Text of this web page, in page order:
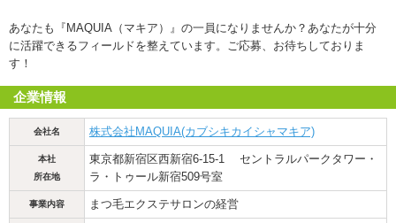
あなたも『MAQUIA（マキア）』の一員になりませんか？あなたが十分
に活躍できるフィールドを整えています。ご応募、お待ちしておりま
す！
企業情報
会社名 株式会社MAQUIA(カブシキカイシャマキア)
本社
所在地
東京都新宿区西新宿6-15-1 セントラルパークタワー・
ラ・トゥール新宿509号室
事業内容 まつ毛エクステサロンの経営